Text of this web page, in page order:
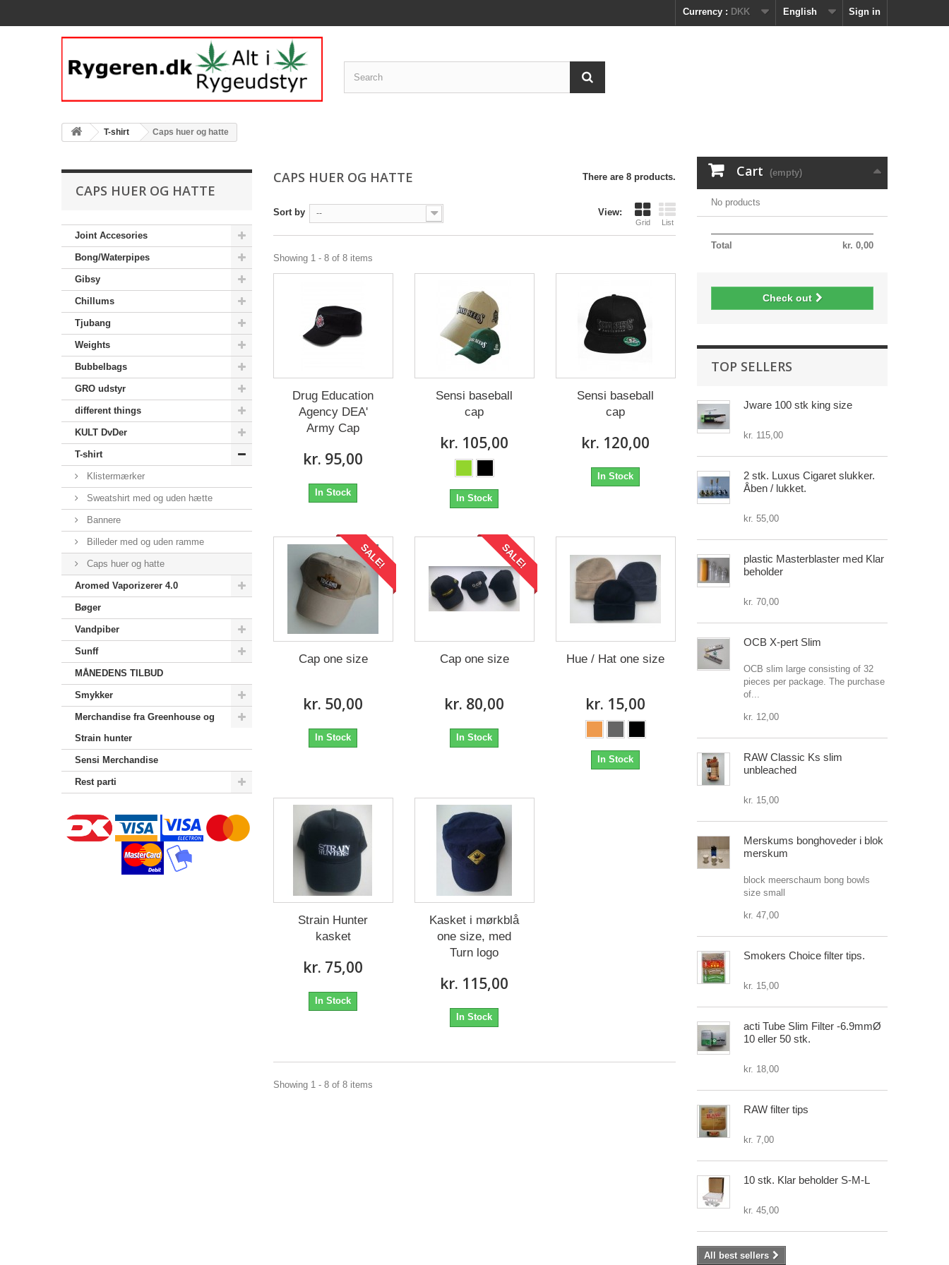
Sign in
English
Currency : DKK
T-shirt Caps huer og hatte
CAPS HUER OG HATTE
Joint Accesories
Bong/Waterpipes
Gibsy
Chillums
Tjubang
Weights
Bubbelbags
GRO udstyr
different things
KULT DvDer
T-shirt
Klistermærker
Sweatshirt med og uden hætte
Bannere
Billeder med og uden ramme
Caps huer og hatte
Aromed Vaporizerer 4.0
Bøger
Vandpiber
Sunff
MÅNEDENS TILBUD
Smykker
Merchandise‎ fra Greenhouse og
Strain hunter
Sensi Merchandise‎
Rest parti
CAPS HUER OG HATTE There are 8 products.
View:
Grid List
Sort by --
Showing 1 - 8 of 8 items
Drug Education
Agency DEA'
Army Cap
kr. 95,00
In Stock
Sensi baseball
cap
kr. 105,00
In Stock
Sensi baseball
cap
kr. 120,00
In Stock
SALE!
Cap one size
kr. 50,00
In Stock
SALE!
Cap one size
kr. 80,00
In Stock
Hue / Hat one size
kr. 15,00
In Stock
Strain Hunter
kasket
kr. 75,00
In Stock
Kasket i mørkblå
one size, med
Turn logo
kr. 115,00
In Stock
Showing 1 - 8 of 8 items
Cart (empty)
No products
kr. 0,00
Total
Check out
TOP SELLERS
Jware 100 stk king size
kr. 115,00
2 stk. Luxus Cigaret slukker.
Åben / lukket.
kr. 55,00
plastic Masterblaster med Klar
beholder
kr. 70,00
OCB X-pert Slim
OCB slim large consisting of 32
pieces per package. The purchase
of...
kr. 12,00
RAW Classic Ks slim
unbleached
kr. 15,00
Merskums bonghoveder i blok
merskum
block meerschaum bong bowls
size small
kr. 47,00
Smokers Choice filter tips.
kr. 15,00
acti Tube Slim Filter -6.9mmØ
10 eller 50 stk.
kr. 18,00
RAW filter tips
kr. 7,00
10 stk. Klar beholder S-M-L
kr. 45,00
All best sellers